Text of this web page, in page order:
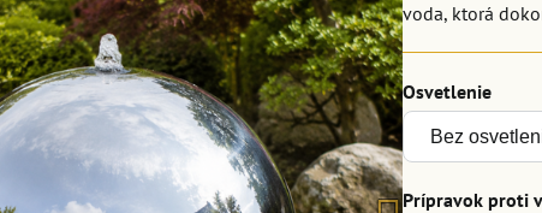
voda, ktorá
Osvetlenie
Prípravok proti